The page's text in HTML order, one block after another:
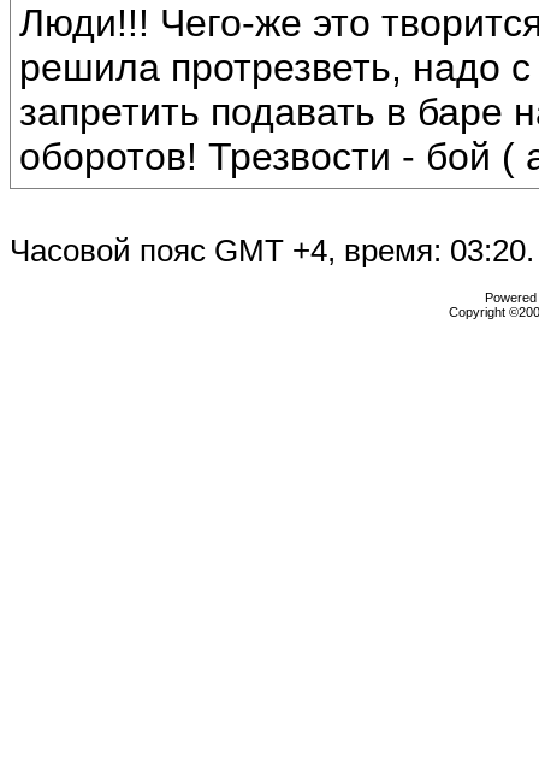
Люди!!! Чего-же это
решила протрезветь, надо
запретить подавать в
оборотов! Трезвости - бой (
Часовой пояс GMT +4, время: 03:20.
Copyright